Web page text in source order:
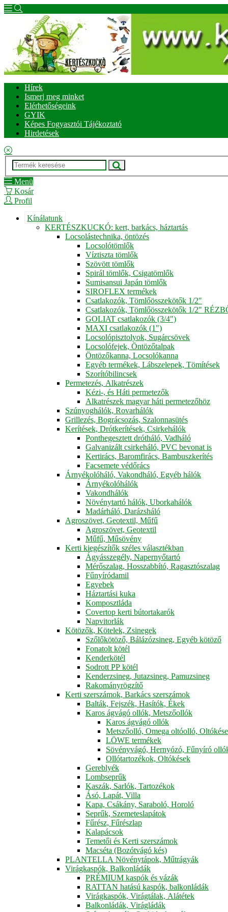
Hírek
Ismerj meg minket
Elérhetőségeink
GYIK
Képes Fogyasztói Tájékoztató
Hirdetések
Menü
Kosár
Profil
Kínálatunk
KERTÉSZKUCKÓ: kert, barkács, háztartás
Locsolástechnika, öntözés
Locsolótömlők
Víztiszta tömlők
Szövött tömlők
Spirál tömlők, Csigatömlők
Sumisansui Japán tömlők
SIROFLEX termékek
Csatlakozók, Tömlőösszekötők 1/2"
Csatlakozók, Tömlőösszekötők 1/2"
GOLIAT csatlakozók (3/4")
MAXI csatlakozók (1")
Locsolópisztolyok, Sugárcsövek
Locsolófejek, Öntözőtalpak
Öntözőkanna, Locsolókanna
Egyéb termékek, Lábszelepek, Tömítések
Szorítóbilincsek
Permetezés, Alkatrészek
Kézi-, és Háti permetezők
Alkatrészek magyar háti permetezőhöz
Szúnyoghálók, Rovarhálók
Grillezés, Bográcsozás, Szalonnasütés
Kerítések, Drótkerítések, Csirkehálók
Ponthegesztett drótháló, Vadháló
Galvanizált csirkeháló, PVC bevonat is
Kertirács, Baromfirács, Bambuszkerítés
Facsemete védőrács
Árnyékolóháló, Vakondháló, Egyéb hálók
Árnyékolóhálók
Vakondhálók
Növénytartó hálók, Uborkahálók
Madárháló, Darázsháló
Agroszövet, Geotextil, Műfű
Agroszövet, Geotextil
Műfű, Műsövény
Kerti kiegészítők széles választékban
Ágyásszegély, Napernyőtartó
Mérőszalag, Hosszabbító, Ragasztószalag
Fűnyíródamil
Egyebek
Háztartási kuka
Komposztláda
Covertop kerti bútortakarók
Napvitorlák
Kötözők, Kötelek, Zsinegek
Szőlőkötöző, Bálázózsineg, Egyéb kötöző
Fonatolt kötél
Kenderkötél
Sodrott PP kötél
Kenderzsineg, Jutazsineg, Pamuzsineg
Rakományrögzítő
Kerti szerszámok, Barkács szerszámok
Balták, Fejszék, Hasítók, Ékek
Karos ágvágó ollók, Metszőollók
Karos ágvágó ollók
Metszőolló, Omega oltóolló,
LÖWE termékek
Sövényvágó, Hernyózó, Fűnyíró
Ollótartozékok, Oltókések
Gereblyék
Lombseprűk
Kaszák, Sarlók, Tartozékok
Ásó, Lapát, Villa
Kapa, Csákány, Saraboló, Horoló
Seprűk, Szemeteslapátok
Fűrész, Fűrészlap
Kalapácsok
Temetői és Kerti szerszámok
Macséta (Bozótvágó kés)
PLANTELLA Növénytápok, Műtrágyák
Virágkaspók, Balkonládák
PRÉMIUM kaspók és vázák
RATTAN hatású kaspók, balkonládák
Virágkaspók, Virágtálak, Alátétek
Balkonládák, Virágládák